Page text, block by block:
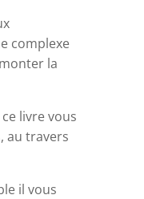
complexe
la
livre vous
au travers
il vous